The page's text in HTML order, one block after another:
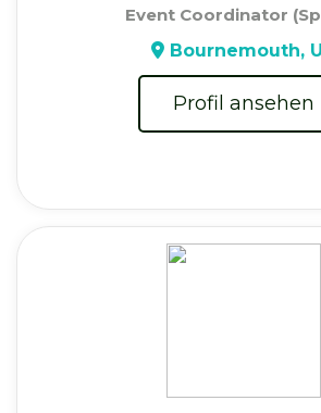
Event Coordinator
Bournemouth,
Profil ansehen